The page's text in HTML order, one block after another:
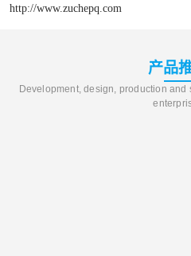
http://www.zuchepq.com
产品
Development, design, production